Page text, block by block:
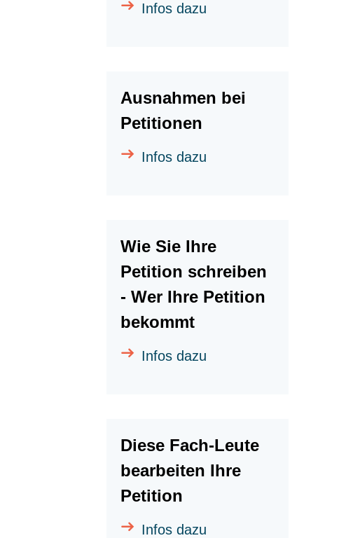
Infos dazu
Ausnahmen bei
Petitionen
Infos dazu
Wie Sie Ihre
Petition schreiben
- Wer Ihre Petition
bekommt
Infos dazu
Diese Fach-Leute
bearbeiten Ihre
Petition
Infos dazu